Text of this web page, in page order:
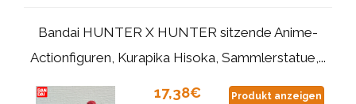
Bandai HUNTER X HUNTER sitzende Anime-
Actionfiguren, Kurapika Hisoka, Sammlerstatue,...
17,38€ Produkt anzeigen